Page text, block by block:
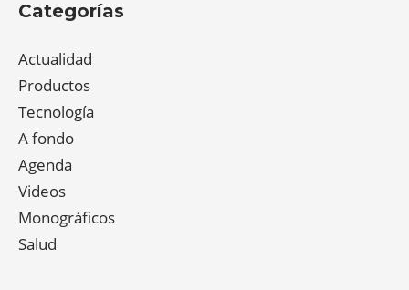
Categorías
Actualidad
Productos
Tecnología
A fondo
Agenda
Videos
Monográficos
Salud